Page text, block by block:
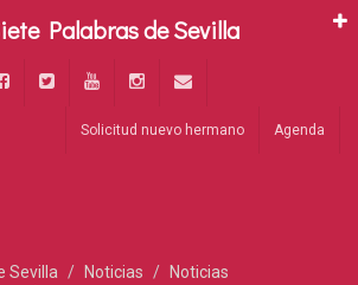
Solicitud nuevo hermano Agenda
Sevilla Noticias
Noticias
Palabras de Sevilla